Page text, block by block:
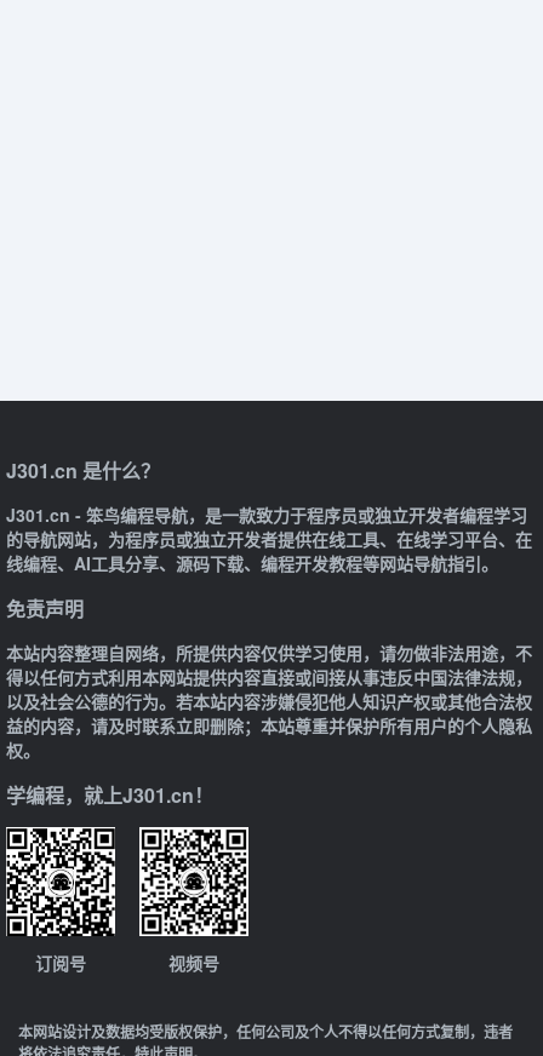
J301.cn 是什么？
J301.cn - 笨鸟编程导航，是一款致力于程序员或独立开发者编程学习
的导航网站，为程序员或独立开发者提供在线工具、在线学习平台、在
线编程、AI工具分享、源码下载、编程开发教程等网站导航指引。
免责声明
本站内容整理自网络，所提供内容仅供学习使用，请勿做非法用途，不
得以任何方式利用本网站提供内容直接或间接从事违反中国法律法规，
以及社会公德的行为。若本站内容涉嫌侵犯他人知识产权或其他合法权
益的内容，请及时联系立即删除；本站尊重并保护所有用户的个人隐私
权。
学编程，就上J301.cn！
订阅号 视频号
本网站设计及数据均受版权保护，任何公司及个人不得以任何方式复制，违者